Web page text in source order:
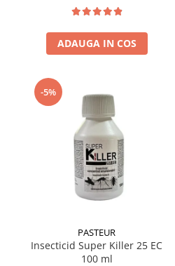
ADAUGA IN COS
-5%
PASTEUR
Insecticid Super Killer 25 EC
100 ml